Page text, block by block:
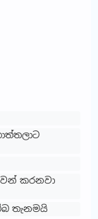
කරනවා
තැනමයි